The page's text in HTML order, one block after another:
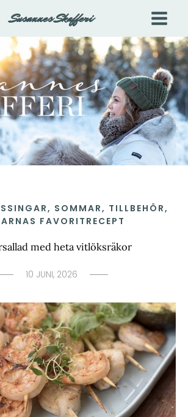
Susannes Skafferi
, SOMMAR, TILLBEHÖR,
FAVORITRECEPT
med heta vitlöksräkor
10 JUNI, 2026